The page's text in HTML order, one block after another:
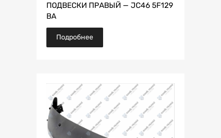
ПОДВЕСКИ ПРАВЫЙ — JC46 5F129
BA
Подробнее